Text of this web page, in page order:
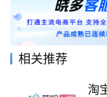
相关推荐
淘